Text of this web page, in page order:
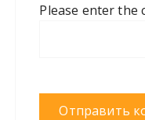
Please enter the